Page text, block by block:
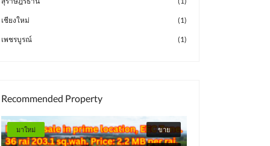
เชียงใหม่ (1)
เพชรบูรณ์ (1)
Recommended Property
มาใหม่ ขาย